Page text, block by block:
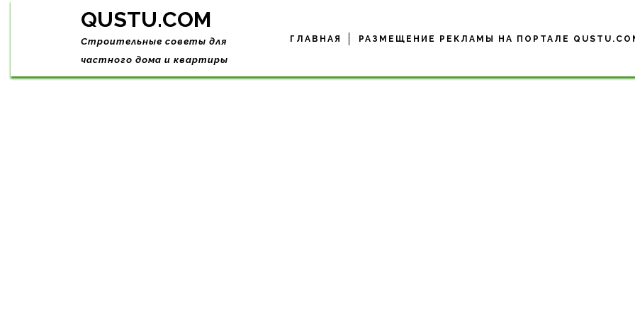
Skip
QUSTU.COM
Строительные советы для
частного дома и квартиры
ГЛАВНАЯ РАЗМЕЩЕНИЕ РЕКЛАМЫ НА ПОРТАЛЕ